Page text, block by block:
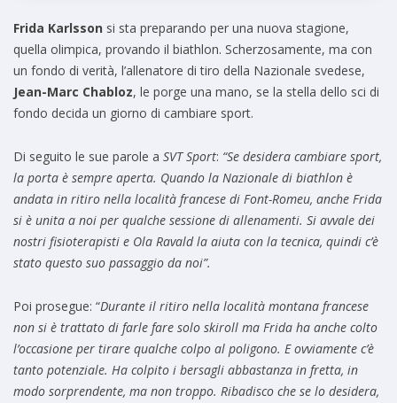
Frida Karlsson si sta preparando per una nuova stagione,
quella olimpica, provando il biathlon. Scherzosamente, ma con
un fondo di verità, l’allenatore di tiro della Nazionale svedese,
Jean-Marc Chabloz, le porge una mano, se la stella dello sci di
fondo decida un giorno di cambiare sport.
Di seguito le sue parole a SVT Sport: “Se desidera cambiare sport,
la porta è sempre aperta. Quando la Nazionale di biathlon è
andata in ritiro nella località francese di Font-Romeu, anche Frida
si è unita a noi per qualche sessione di allenamenti. Si avvale dei
nostri fisioterapisti e Ola Ravald la aiuta con la tecnica, quindi c’è
stato questo suo passaggio da noi”.
Poi prosegue: “Durante il ritiro nella località montana francese
non si è trattato di farle fare solo skiroll ma Frida ha anche colto
l’occasione per tirare qualche colpo al poligono. E ovviamente c’è
tanto potenziale. Ha colpito i bersagli abbastanza in fretta, in
modo sorprendente, ma non troppo. Ribadisco che se lo desidera,